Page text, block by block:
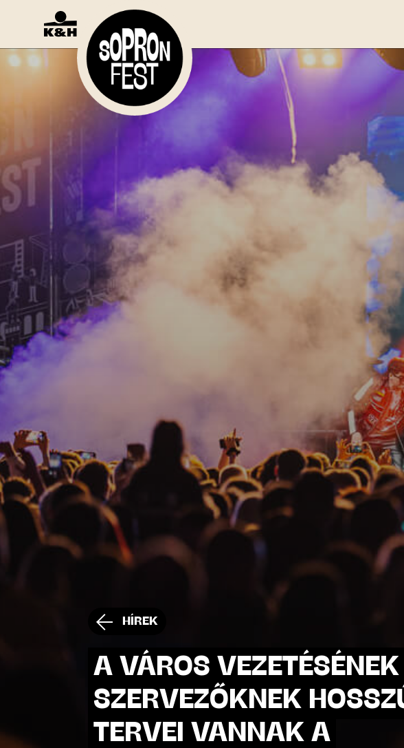
HÍREK
A VÁROS
SZERVEZŐKNEK
TERVEI VANNAK A